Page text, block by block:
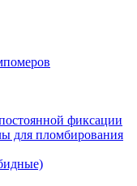
фиксации
для пломбирования